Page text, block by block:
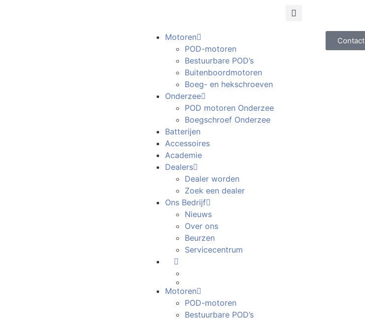
Motoren
POD-motoren
Bestuurbare POD’s
Buitenboordmotoren
Boeg- en hekschroeven
Onderzee
POD motoren Onderzee
Boegschroef Onderzee
Batterijen
Accessoires
Academie
Dealers
Dealer worden
Zoek een dealer
Ons Bedrijf
Nieuws
Over ons
Beurzen
Servicecentrum
Motoren
POD-motoren
Bestuurbare POD’s
Contact